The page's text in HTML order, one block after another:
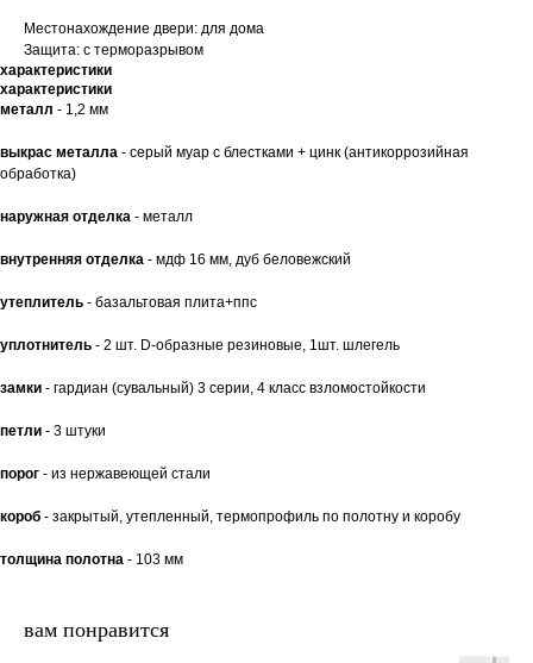
Местонахождение двери: для дома
Защита: с терморазрывом
характеристики
характеристики
металл - 1,2 мм
выкрас металла - серый муар с блестками + цинк (антикоррозийная
обработка)
наружная отделка - металл
внутренняя отделка - мдф 16 мм, дуб беловежский
утеплитель - базальтовая плита+ппс
уплотнитель - 2 шт. D-образные резиновые, 1шт. шлегель
замки - гардиан (сувальный) 3 серии, 4 класс взломостойкости
петли - 3 штуки
порог - из нержавеющей стали
короб - закрытый, утепленный, термопрофиль по полотну и коробу
толщина полотна - 103 мм
вам понравится